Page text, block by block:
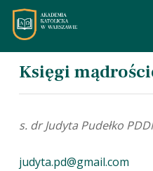
Skip
main
contentKsięgi
s. dr Judyta Pudełko
judyta.pd@gmail.com